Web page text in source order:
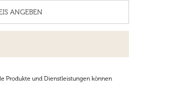
Produkte und Dienstleistungen können